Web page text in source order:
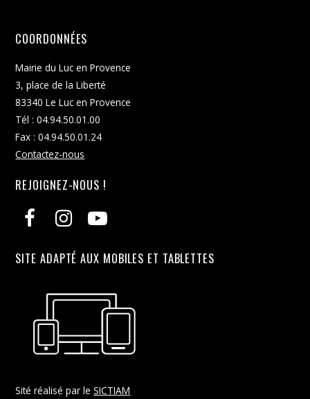
COORDONNÉES
Mairie du Luc en Provence
3, place de la Liberté
83340 Le Luc en Provence
Tél : 04.94.50.01.00
Fax : 04.94.50.01.24
Contactez-nous
REJOIGNEZ-NOUS !
SITE ADAPTÉ AUX MOBILES ET TABLETTES
Sité réalisé par leSICTIAM